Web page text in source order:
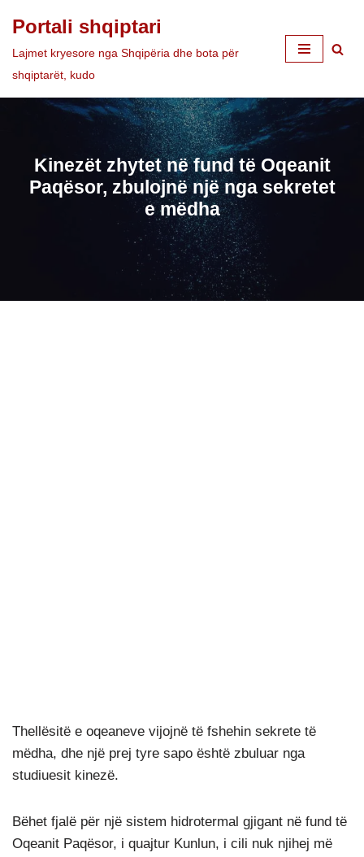
Skip
to
Portali shqiptari
Lajmet kryesore nga Shqipëria dhe bota për
shqiptarët, kudo
Kinezët zhytet në fund të Oqeanit
Paqësor, zbulojnë një nga sekretet
e mëdha
Thellësitë e oqeaneve vijojnë të fshehin sekrete të
mëdha, dhe një prej tyre sapo është zbuluar nga
studiuesit kinezë.
Bëhet fjalë për një sistem hidrotermal gjigant në fund të
Oqeanit Paqësor, i quajtur Kunlun, i cili nuk njihej më